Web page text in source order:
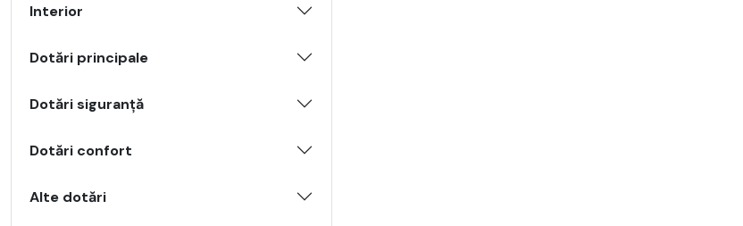
Interior
Dotări principale
Dotări siguranță
Dotări confort
Alte dotări